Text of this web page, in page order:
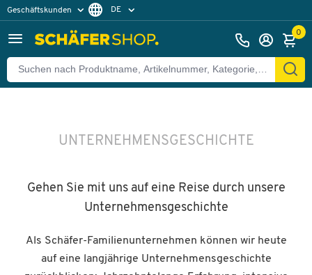
Geschäftskunden DE
0
UNTERNEHMENSGESCHICHTE
Gehen Sie mit uns auf eine Reise durch unsere
Unternehmensgeschichte
Als Schäfer-Familienunternehmen können wir heute
auf eine langjährige Unternehmensgeschichte